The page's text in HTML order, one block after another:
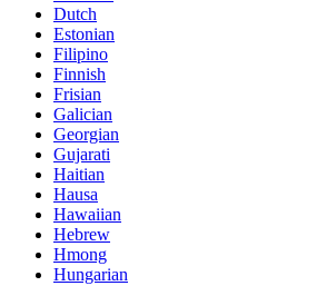
Dutch
Estonian
Filipino
Finnish
Frisian
Galician
Georgian
Gujarati
Haitian
Hausa
Hawaiian
Hebrew
Hmong
Hungarian